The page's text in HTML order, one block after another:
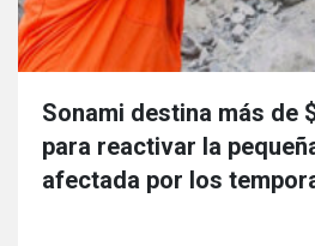
Sonami destina más de
para reactivar la
afectada por los